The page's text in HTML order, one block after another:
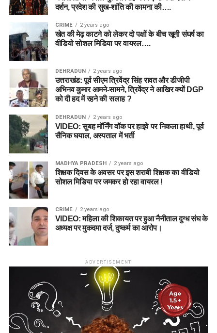
दर्शन, प्रदेश की सुख-शांति की कामना की….
CRIME 2 years ago
खेत की मेढ़ काटने को लेकर दो पक्षों के बीच खूनी संघर्ष का
वीडियो सोशल मिडिया पर वायरल….
DEHRADUN 2 years ago
उत्तराखंड: पूर्व सीएम त्रिवेंद्र सिंह रावत और डीजीपी
अभिनव कुमार आमने-सामने, त्रिवेंद्र ने आखिर क्यों DGP
को दी हद में रहने की सलाह ?
DEHRADUN 2 years ago
VIDEO: सुबह मॉर्निंग वॉक पर हाइवे पर निकला हाथी, पूर्व
सैनिक घयाल, अस्पताल में भर्ती
MADHYA PRADESH 2 years ago
शिक्षक दिवस के अवसर पर इस शराबी शिक्षक का वीडियो
सोशल मिडिया पर जमकर हो रहा वायरल !
CRIME 2 years ago
VIDEO: महिला की शिकायत पर हुआ नैनीताल दुग्ध संघ के
अध्यक्ष पर मुकदमा दर्ज, दुष्कर्म का आरोप।
ADVERTISEMENT